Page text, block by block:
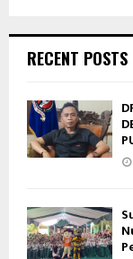
RECENT POSTS